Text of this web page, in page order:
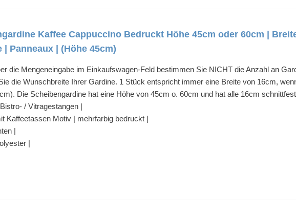
Kaffee Cappuccino Bedruckt Höhe 45cm oder 60cm |
Panneaux | (Höhe 45cm)
die Mengeneingabe im Einkaufswagen-Feld bestimmen Sie NICHT die Anzahl an
die Wunschbreite Ihrer Gardine. 1 Stück entspricht immer eine Breite von 16cm,
Die Scheibengardine hat eine Höhe von 45cm o. 60cm und hat alle 16cm
/ Vitragestangen |
Kaffeetassen Motiv | mehrfarbig bedruckt |
|
|